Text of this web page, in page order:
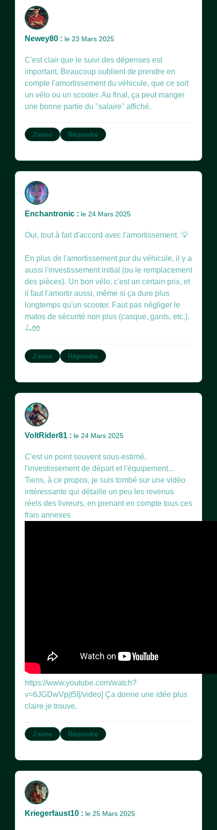
Newey80 : le 23 Mars 2025
C'est clair que le suivi des dépenses est
important. Beaucoup oublient de prendre en
compte l'amortissement du véhicule, que ce soit
un vélo ou un scooter. Au final, ça peut manger
une bonne partie du "salaire" affiché.
J'aime Répondre
Enchantronic : le 24 Mars 2025
Oui, tout à fait d'accord avec l'amortissement. 💡
En plus de l'amortissement pur du véhicule, il y a
aussi l'investissement initial (ou le remplacement
des pièces). Un bon vélo, c'est un certain prix, et
il faut l'amortir aussi, même si ça dure plus
longtemps qu'un scooter. Faut pas négliger le
matos de sécurité non plus (casque, gants, etc.).
🛴🧤
J'aime Répondre
VoltRider81 : le 24 Mars 2025
C'est un point souvent sous-estimé,
l'investissement de départ et l'équipement...
Tiens, à ce propos, je suis tombé sur une vidéo
intéressante qui détaille un peu les revenus
réels des livreurs, en prenant en compte tous ces
frais annexes
https://www.youtube.com/watch?
v=6JGDwVpjt5I[/video] Ça donne une idée plus
claire je trouve.
J'aime Répondre
Kriegerfaust10 : le 25 Mars 2025